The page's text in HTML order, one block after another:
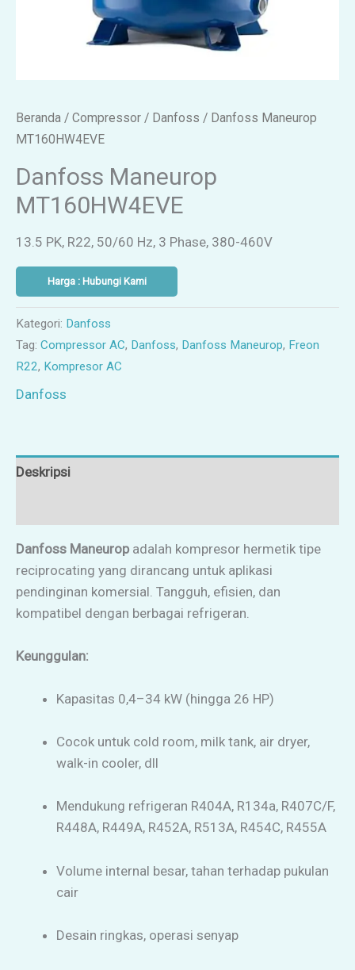
Beranda / Compressor / Danfoss / Danfoss Maneurop
MT160HW4EVE
Danfoss Maneurop
MT160HW4EVE
13.5 PK, R22, 50/60 Hz, 3 Phase, 380-460V
Harga : Hubungi Kami
Kategori: Danfoss
Tag: Compressor AC, Danfoss, Danfoss Maneurop, Freon
R22, Kompresor AC
Danfoss
Deskripsi
Danfoss Maneurop adalah kompresor hermetik tipe
reciprocating yang dirancang untuk aplikasi
pendinginan komersial. Tangguh, efisien, dan
kompatibel dengan berbagai refrigeran.
Keunggulan:
Kapasitas 0,4–34 kW (hingga 26 HP)
Cocok untuk cold room, milk tank, air dryer,
walk-in cooler, dll
Mendukung refrigeran R404A, R134a, R407C/F,
R448A, R449A, R452A, R513A, R454C, R455A
Volume internal besar, tahan terhadap pukulan
cair
Desain ringkas, operasi senyap